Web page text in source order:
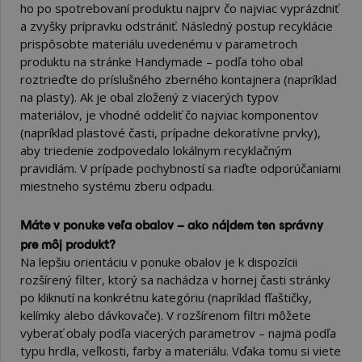
ho po spotrebovaní produktu najprv čo najviac vyprázdniť
a zvyšky prípravku odstrániť. Následný postup recyklácie
prispôsobte materiálu uvedenému v parametroch
produktu na stránke Handymade – podľa toho obal
roztrieďte do príslušného zberného kontajnera (napríklad
na plasty). Ak je obal zložený z viacerých typov
materiálov, je vhodné oddeliť čo najviac komponentov
(napríklad plastové časti, prípadne dekoratívne prvky),
aby triedenie zodpovedalo lokálnym recyklačným
pravidlám. V prípade pochybností sa riaďte odporúčaniami
miestneho systému zberu odpadu.
Máte v ponuke veľa obalov – ako nájdem ten správny
pre môj produkt?
Na lepšiu orientáciu v ponuke obalov je k dispozícii
rozšírený filter, ktorý sa nachádza v hornej časti stránky
po kliknutí na konkrétnu kategóriu (napríklad fľaštičky,
kelímky alebo dávkovače). V rozšírenom filtri môžete
vyberať obaly podľa viacerých parametrov – najmä podľa
typu hrdla, veľkosti, farby a materiálu. Vďaka tomu si viete